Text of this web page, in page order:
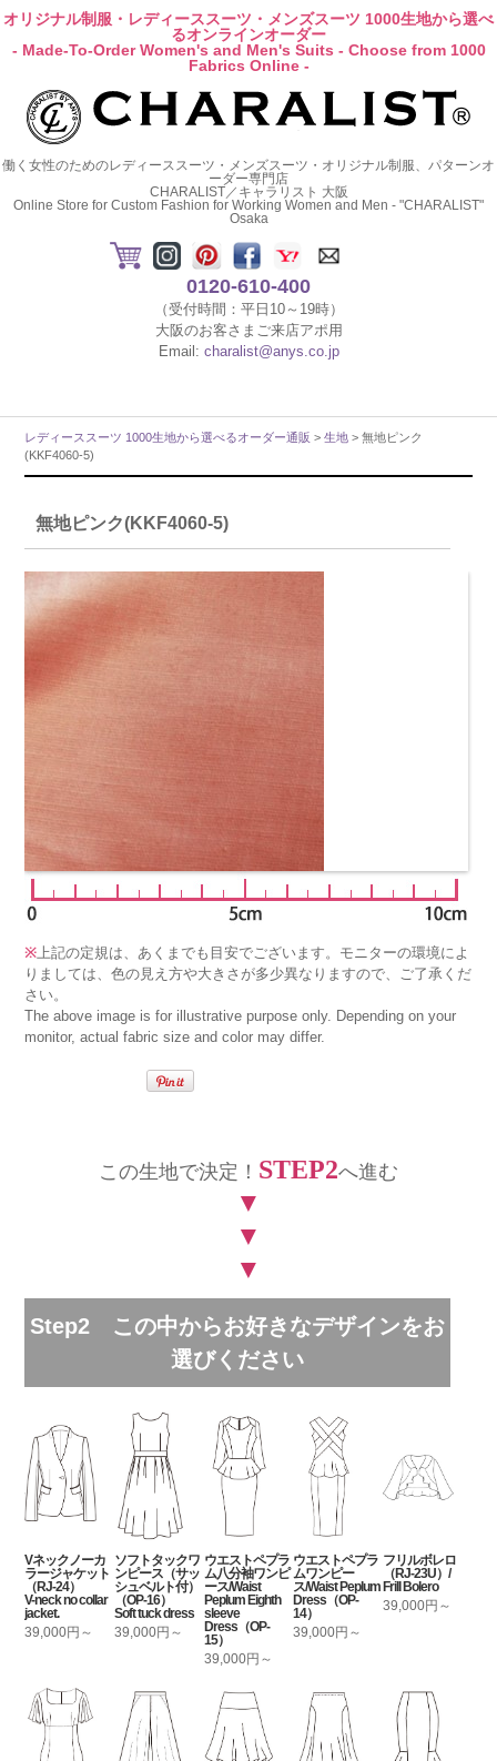
オリジナル制服・レディーススーツ・メンズスーツ 1000生地から選べ
るオンラインオーダー
- Made-To-Order Women's and Men's Suits - Choose from 1000
Fabrics Online -
働く女性のためのレディーススーツ・メンズスーツ・オリジナル制服、パターンオ
ーダー専門店
CHARALIST／キャラリスト 大阪
Online Store for Custom Fashion for Working Women and Men - "CHARALIST"
Osaka
0120-610-400
（受付時間：平日10～19時）
大阪のお客さまご来店アポ用
Email: charalist@anys.co.jp
レディーススーツ 1000生地から選べるオーダー通販 >生地 > 無地ピンク
(KKF4060-5)
無地ピンク(KKF4060-5)
※上記の定規は、あくまでも目安でございます。モニターの環境によ
りましては、色の見え方や大きさが多少異なりますので、ご了承くだ
さい。
The above image is for illustrative purpose only. Depending on your
monitor, actual fabric size and color may differ.
この生地で決定！ STEP2へ進む
▼
▼
▼
Step2 この中からお好きなデザインをお
選びください
Vネックノーカ
ラージャケット
（RJ-24）
V-neck no collar
jacket.
39,000円～
ソフトタックワ
ンピース（サッ
シュベルト付）
（OP-16）
Soft tuck dress
39,000円～
ウエストペプラ
ム八分袖ワンピ
ース/Waist
Peplum Eighth
sleeve
Dress（OP-
15）
39,000円～
ウエストペプラ
ムワンピー
ス/Waist Peplum
Dress（OP-
14）
39,000円～
フリルボレロ
（RJ-23U）/
Frill Bolero
39,000円～